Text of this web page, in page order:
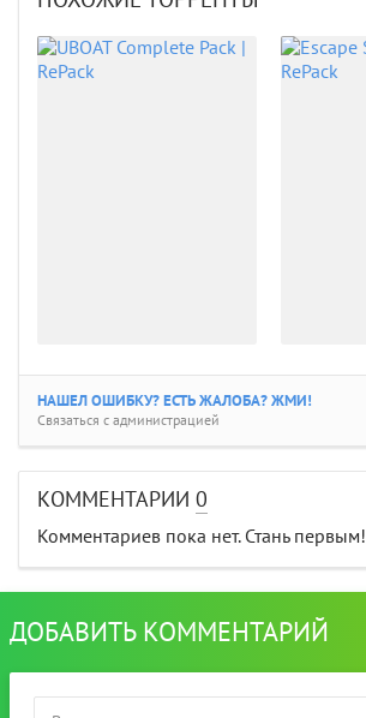
НАШЕЛ ОШИБКУ? ЕСТЬ ЖАЛОБА? ЖМИ!
Связаться с администрацией
КОММЕНТАРИИ 0
Комментариев пока нет. Стань первым!
ДОБАВИТЬ КОММЕНТАРИЙ